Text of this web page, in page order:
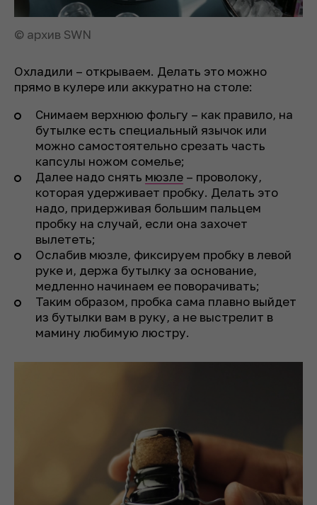
© архив SWN
Охладили – открываем. Делать это можно
прямо в кулере или аккуратно на столе:
Снимаем верхнюю фольгу – как правило, на
бутылке есть специальный язычок или
можно самостоятельно срезать часть
капсулы ножом сомелье;
Далее надо снять мюзле – проволоку,
которая удерживает пробку. Делать это
надо, придерживая большим пальцем
пробку на случай, если она захочет
вылететь;
Ослабив мюзле, фиксируем пробку в левой
руке и, держа бутылку за основание,
медленно начинаем ее поворачивать;
Таким образом, пробка сама плавно выйдет
из бутылки вам в руку, а не выстрелит в
мамину любимую люстру.